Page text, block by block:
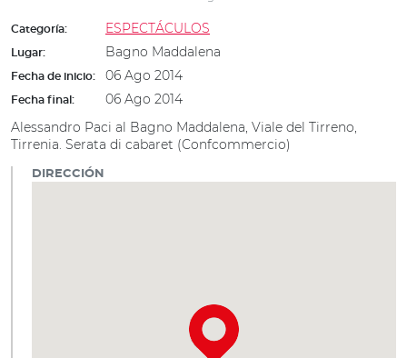
Categoría: ESPECTÁCULOS
Lugar: Bagno Maddalena
Fecha de inicio: 06 Ago 2014
Fecha final:
06 Ago 2014
Alessandro Paci al Bagno Maddalena, Viale del Tirreno,
Tirrenia. Serata di cabaret (Confcommercio)
DIRECCIÓN